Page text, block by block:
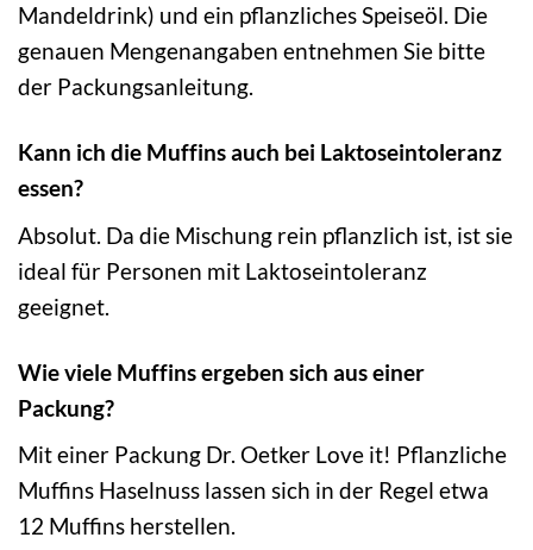
Mandeldrink) und ein pflanzliches Speiseöl. Die
genauen Mengenangaben entnehmen Sie bitte
der Packungsanleitung.
Kann ich die Muffins auch bei Laktoseintoleranz
essen?
Absolut. Da die Mischung rein pflanzlich ist, ist sie
ideal für Personen mit Laktoseintoleranz
geeignet.
Wie viele Muffins ergeben sich aus einer
Packung?
Mit einer Packung Dr. Oetker Love it! Pflanzliche
Muffins Haselnuss lassen sich in der Regel etwa
12 Muffins herstellen.